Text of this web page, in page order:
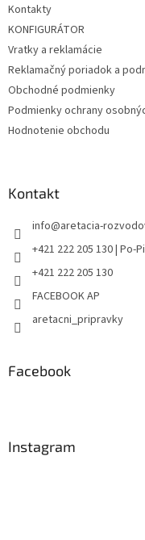
Kontakty
KONFIGURÁTOR
Vratky a reklamácie
Reklamačný poriadok a
Obchodné podmienky
Podmienky ochrany
Hodnotenie obchodu
Kontakt
info@aretacia-
+421 222 205 130 | Po-
+421 222 205 130
FACEBOOK AP
aretacni_pripravky
Facebook
Instagram